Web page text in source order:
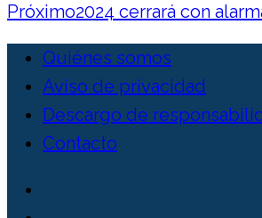
Próximo2024 cerrará con
Quiénes somos
Aviso de privacidad
Descargo de
Contacto